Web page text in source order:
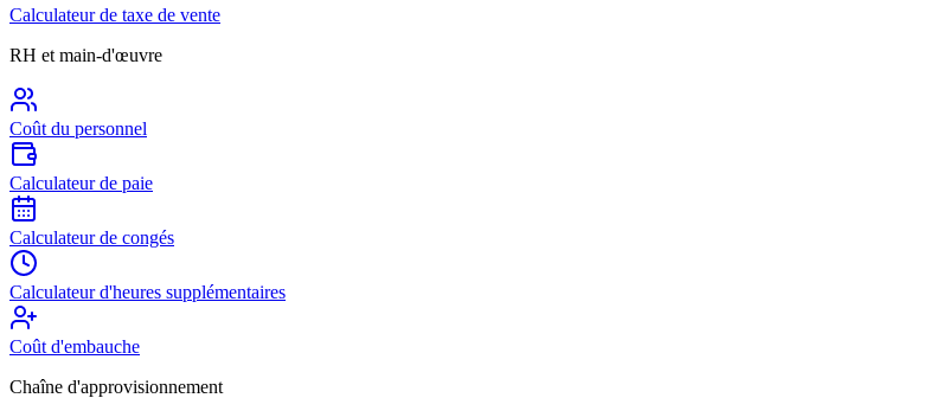
Calculateur de taxe de vente
RH et main-d'œuvre
Coût du personnel
Calculateur de paie
Calculateur de congés
Calculateur d'heures supplémentaires
Coût d'embauche
Chaîne d'approvisionnement